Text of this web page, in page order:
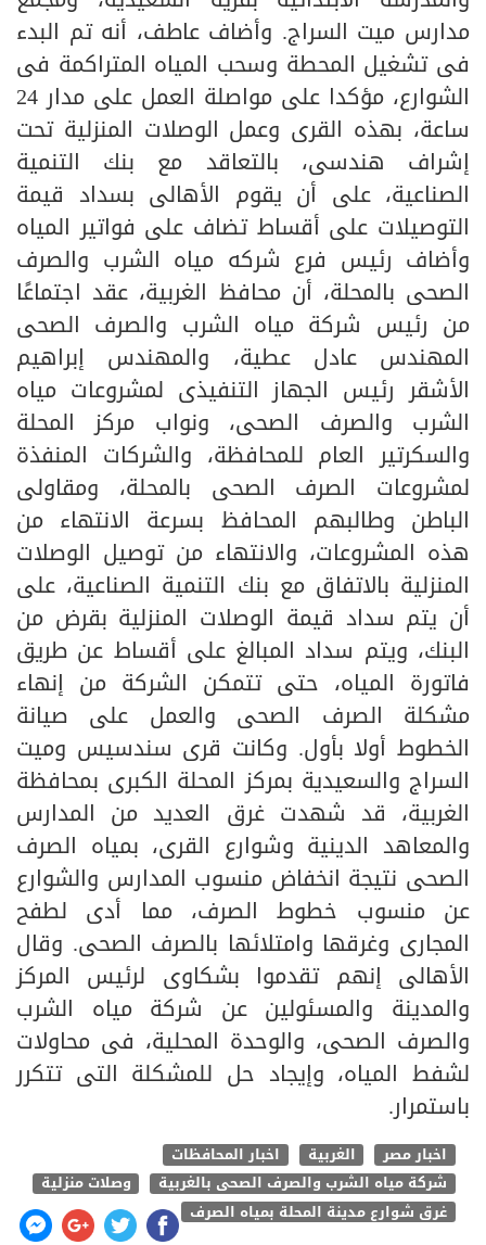
مدارس ميت السراج. وأضاف عاطف، أنه تم البدء
فى تشغيل المحطة وسحب المياه المتراكمة فى
الشوارع، مؤكدا على مواصلة العمل على مدار 24
ساعة، بهذه القرى وعمل الوصلات المنزلية تحت
إشراف هندسى، بالتعاقد مع بنك التنمية
الصناعية، على أن يقوم الأهالى بسداد قيمة
التوصيلات على أقساط تضاف على فواتير المياه
وأضاف رئيس فرع شركه مياه الشرب والصرف
الصحى بالمحلة، أن محافظ الغربية، عقد اجتماعًا
من رئيس شركة مياه الشرب والصرف الصحى
المهندس عادل عطية، والمهندس إبراهيم
الأشقر رئيس الجهاز التنفيذى لمشروعات مياه
الشرب والصرف الصحى، ونواب مركز المحلة
والسكرتير العام للمحافظة، والشركات المنفذة
لمشروعات الصرف الصحى بالمحلة، ومقاولى
الباطن وطالبهم المحافظ بسرعة الانتهاء من
هذه المشروعات، والانتهاء من توصيل الوصلات
المنزلية بالاتفاق مع بنك التنمية الصناعية، على
أن يتم سداد قيمة الوصلات المنزلية بقرض من
البنك، ويتم سداد المبالغ على أقساط عن طريق
فاتورة المياه، حتى تتمكن الشركة من إنهاء
مشكلة الصرف الصحى والعمل على صيانة
الخطوط أولا بأول. وكانت قرى سندسيس وميت
السراج والسعيدية بمركز المحلة الكبرى بمحافظة
الغربية، قد شهدت غرق العديد من المدارس
والمعاهد الدينية وشوارع القرى، بمياه الصرف
الصحى نتيجة انخفاض منسوب المدارس والشوارع
عن منسوب خطوط الصرف، مما أدى لطفح
المجارى وغرقها وامتلائها بالصرف الصحى. وقال
الأهالى إنهم تقدموا بشكاوى لرئيس المركز
والمدينة والمسئولين عن شركة مياه الشرب
والصرف الصحى، والوحدة المحلية، فى محاولات
لشفط المياه، وإيجاد حل للمشكلة التى تتكرر
باستمرار.
اخبار مصر الغربية
اخبار المحافظات
شركة مياه الشرب والصرف الصحى بالغربية
وصلات منزلية
غرق شوارع مدينة المحلة بمياه الصرف